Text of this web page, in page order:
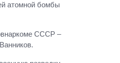
атомной бомбы
СССР –